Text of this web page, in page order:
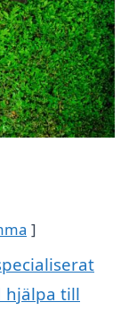
hjälpa till